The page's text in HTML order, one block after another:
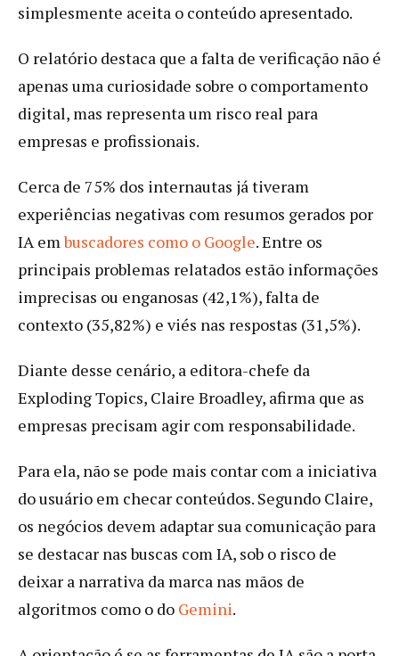
simplesmente aceita o conteúdo apresentado.
O relatório destaca que a falta de verificação não é
apenas uma curiosidade sobre o comportamento
digital, mas representa um risco real para
empresas e profissionais.
Cerca de 75% dos internautas já tiveram
experiências negativas com resumos gerados por
IA embuscadores como o Google. Entre os
principais problemas relatados estão informações
imprecisas ou enganosas (42,1%), falta de
contexto (35,82%) e viés nas respostas (31,5%).
Diante desse cenário, a editora-chefe da
Exploding Topics, Claire Broadley, afirma que as
empresas precisam agir com responsabilidade.
Para ela, não se pode mais contar com a iniciativa
do usuário em checar conteúdos. Segundo Claire,
os negócios devem adaptar sua comunicação para
se destacar nas buscas com IA, sob o risco de
deixar a narrativa da marca nas mãos de
algoritmos como o do Gemini.